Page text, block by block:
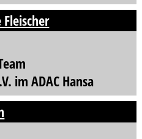
im ADAC Hansa